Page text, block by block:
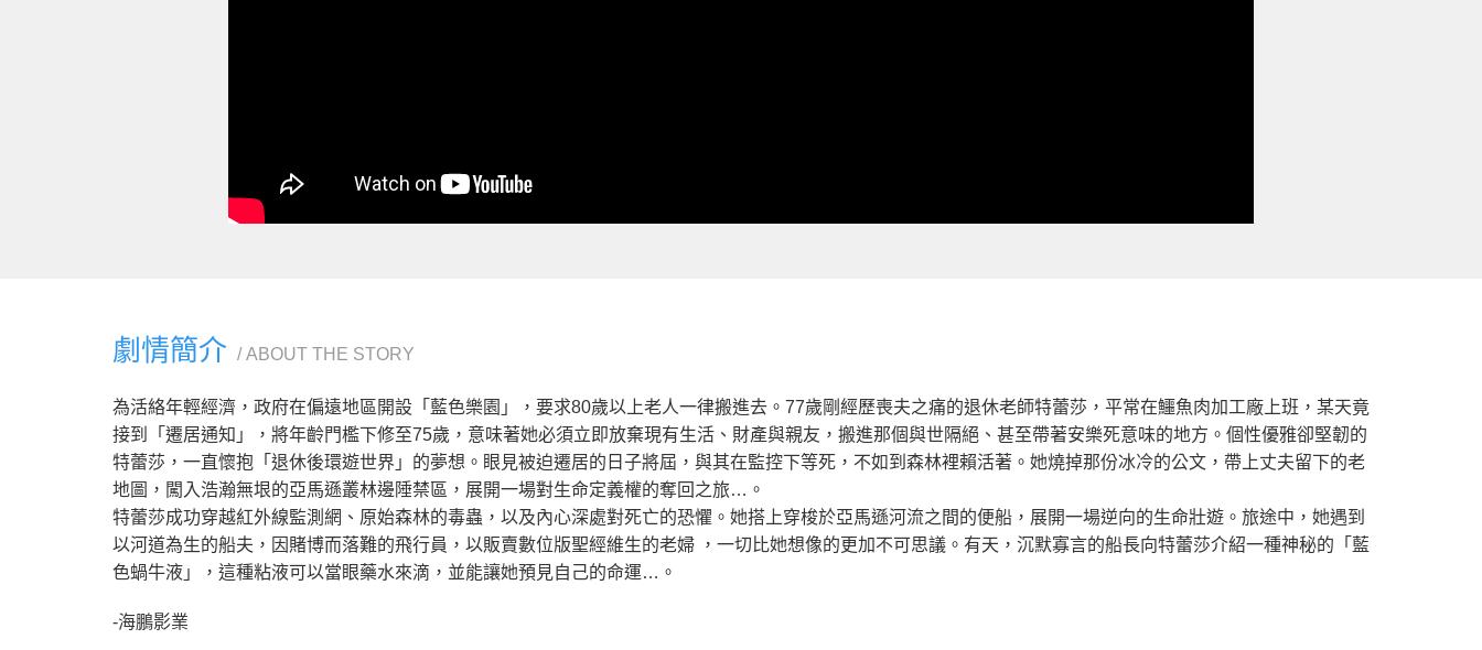
劇情簡介 ABOUT THE STORY
為活絡年輕經濟，政府在偏遠地區開設「藍色樂園」，要求80歲以上老人一律搬進去。77歲剛經歷喪夫之痛的退休老師特蕾莎，平常在鱷魚肉加工廠上班，某天竟
接到「遷居通知」，將年齡門檻下修至75歲，意味著她必須立即放棄現有生活、財產與親友，搬進那個與世隔絕、甚至帶著安樂死意味的地方。個性優雅卻堅韌的
特蕾莎，一直懷抱「退休後環遊世界」的夢想。眼見被迫遷居的日子將屆，與其在監控下等死，不如到森林裡賴活著。她燒掉那份冰冷的公文，帶上丈夫留下的老
地圖，闖入浩瀚無垠的亞馬遜叢林邊陲禁區，展開一場對生命定義權的奪回之旅…。
特蕾莎成功穿越紅外線監測網、原始森林的毒蟲，以及內心深處對死亡的恐懼。她搭上穿梭於亞馬遜河流之間的便船，展開一場逆向的生命壯遊。旅途中，她遇到
以河道為生的船夫，因賭博而落難的飛行員，以販賣數位版聖經維生的老婦 ，一切比她想像的更加不可思議。有天，沉默寡言的船長向特蕾莎介紹一種神秘的「藍
色蝸牛液」，這種粘液可以當眼藥水來滴，並能讓她預見自己的命運…。
-海鵬影業